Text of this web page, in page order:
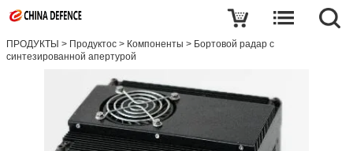
ПРОДУКТЫ > Продуктос > Компоненты > Бортовой радар с
синтезированной апертурой